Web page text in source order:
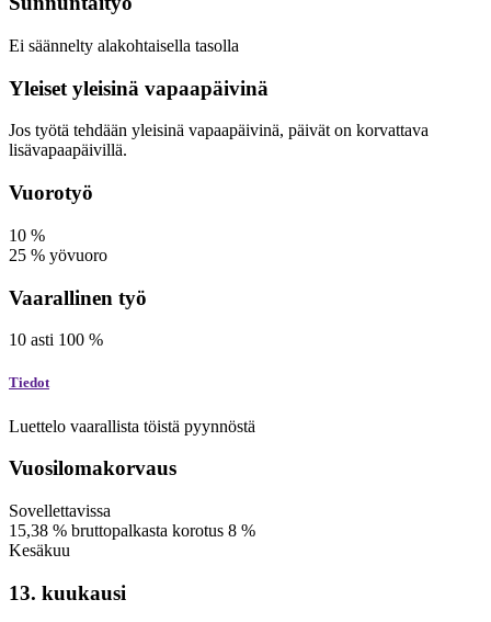
Ei säännelty alakohtaisella tasolla
Yleiset yleisinä vapaapäivinä
Jos työtä tehdään yleisinä vapaapäivinä, päivät on korvattava
lisävapaapäivillä.
Vuorotyö
10 %
25 % yövuoro
Vaarallinen työ
10 asti 100 %
Tiedot
Luettelo vaarallista töistä pyynnöstä
Vuosilomakorvaus
Sovellettavissa
15,38 % bruttopalkasta korotus 8 %
Kesäkuu
13. kuukausi